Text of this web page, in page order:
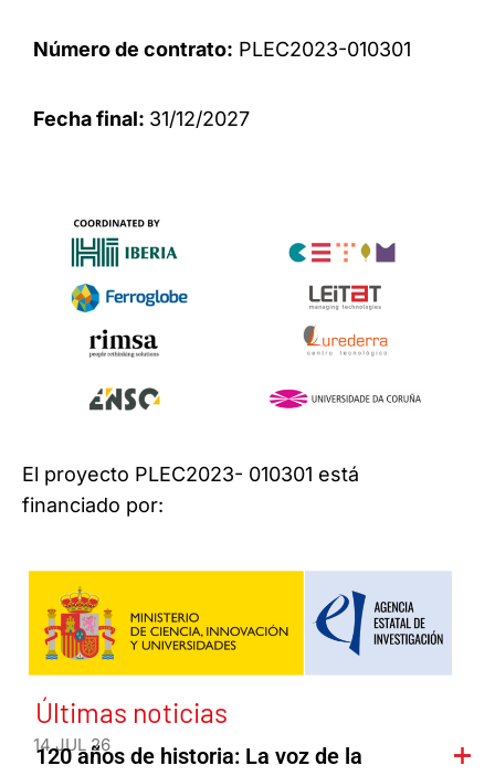
Número de contrato: PLEC2023-010301
Fecha final: 31/12/2027
El proyecto PLEC2023- 010301 está
financiado por:
Últimas noticias
14 JUL 26
120 años de historia: La voz de la